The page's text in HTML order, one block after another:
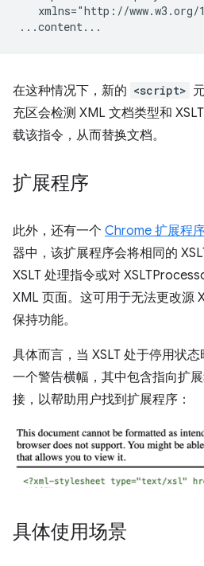
xmlns="http://
在这种情况下，新的 <script>
充区会检测 XML 文档类型和
载该指令，从而替换文档。
扩展程序
此外，还有一个 Chrome 扩展程
器中，该扩展程序会将相同的
XSLT 处理指令或对
XML 页面。这可用于无法更改源
保持功能。
具体而言，当 XSLT 处于停用状
一个警告横幅，其中包含指向扩
接，以帮助用户找到扩展程序：
具体使用场景